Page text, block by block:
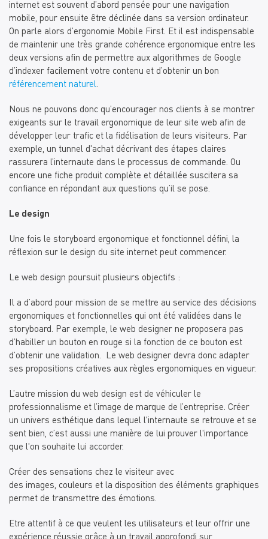
internet est souvent d’abord pensée pour une navigation
mobile, pour ensuite être déclinée dans sa version ordinateur.
On parle alors d’ergonomie Mobile First. Et il est indispensable
de maintenir une très grande cohérence ergonomique entre les
deux versions afin de permettre aux algorithmes de Google
d’indexer facilement votre contenu et d’obtenir un bon
référencement naturel.
Nous ne pouvons donc qu’encourager nos clients à se montrer
exigeants sur le travail ergonomique de leur site web afin de
développer leur trafic et la fidélisation de leurs visiteurs. Par
exemple, un tunnel d'achat décrivant des étapes claires
rassurera l’internaute dans le processus de commande. Ou
encore une fiche produit complète et détaillée suscitera sa
confiance en répondant aux questions qu’il se pose.
Le design
Une fois le storyboard ergonomique et fonctionnel défini, la
réflexion sur le design du site internet peut commencer.
Le web design poursuit plusieurs objectifs :
Il a d’abord pour mission de se mettre au service des décisions
ergonomiques et fonctionnelles qui ont été validées dans le
storyboard. Par exemple, le web designer ne proposera pas
d’habiller un bouton en rouge si la fonction de ce bouton est
d’obtenir une validation. Le web designer devra donc adapter
ses propositions créatives aux règles ergonomiques en vigueur.
L’autre mission du web design est de véhiculer le
professionnalisme et l’image de marque de l’entreprise. Créer
un univers esthétique dans lequel l'internaute se retrouve et se
sent bien, c’est aussi une manière de lui prouver l'importance
que l'on souhaite lui accorder.
Créer des sensations chez le visiteur avec
des images, couleurs et la disposition des éléments graphiques
permet de transmettre des émotions.
Etre attentif à ce que veulent les utilisateurs et leur offrir une